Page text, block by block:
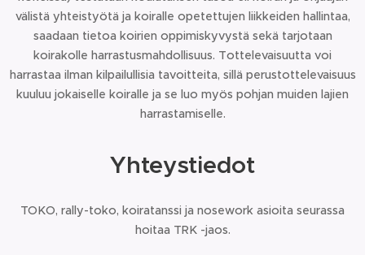
välistä yhteistyötä ja koiralle opetettujen liikkeiden hallintaa,
saadaan tietoa koirien oppimiskyvystä sekä tarjotaan
koirakolle harrastusmahdollisuus. Tottelevaisuutta voi
harrastaa ilman kilpailullisia tavoitteita, sillä perustottelevaisuus
kuuluu jokaiselle koiralle ja se luo myös pohjan muiden lajien
harrastamiselle.
Yhteystiedot
TOKO, rally-toko, koiratanssi ja nosework asioita seurassa
hoitaa TRK -jaos.